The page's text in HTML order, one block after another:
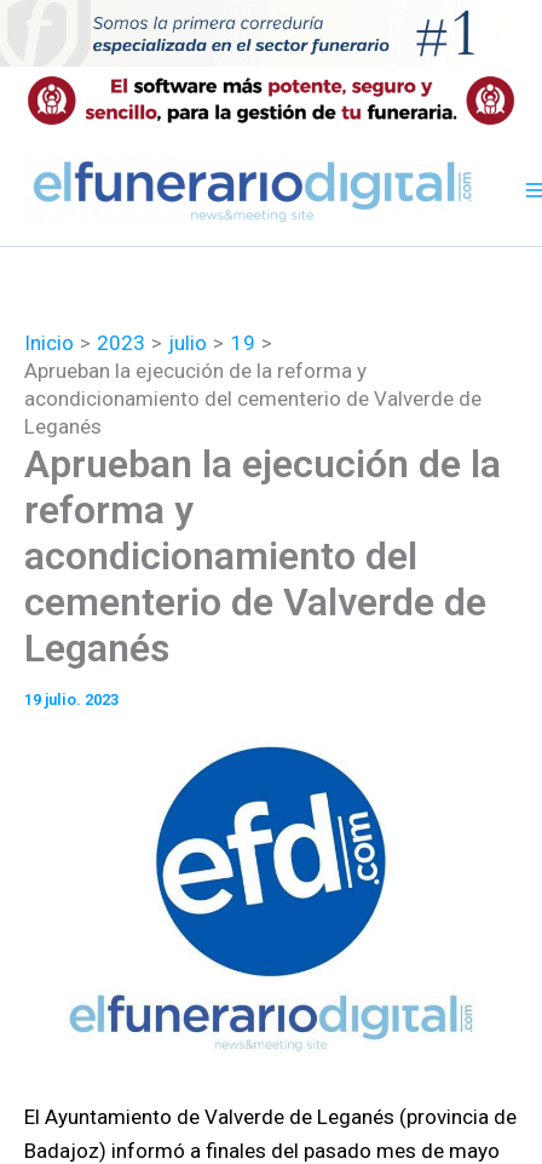
contenido
Inicio 2023 julio
19
Aprueban la ejecución de la reforma y
acondicionamiento del cementerio de Valverde de
Leganés
Aprueban la ejecución de la
reforma y
acondicionamiento del
cementerio de Valverde de
Leganés
19 julio. 2023
El Ayuntamiento de Valverde de Leganés (provincia de
Badajoz) informó a finales del pasado mes de mayo